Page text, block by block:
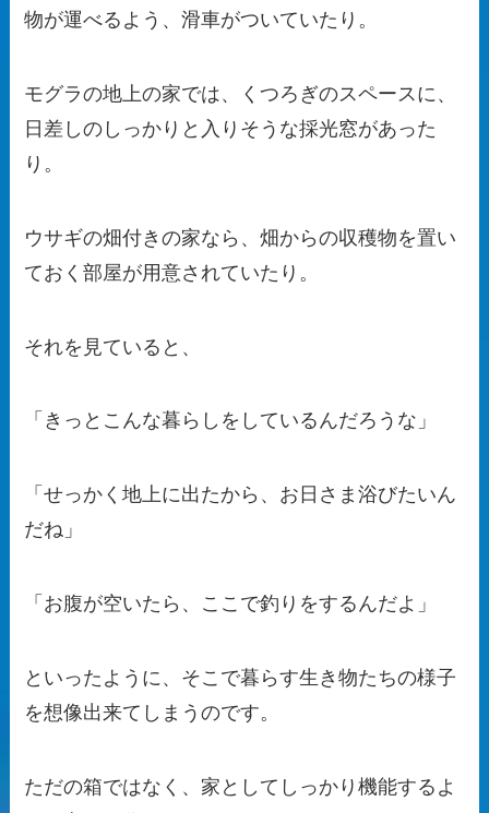
物が運べるよう、滑車がついていたり。
モグラの地上の家では、くつろぎのスペースに、
日差しのしっかりと入りそうな採光窓があった
り。
ウサギの畑付きの家なら、畑からの収穫物を置い
ておく部屋が用意されていたり。
それを見ていると、
「きっとこんな暮らしをしているんだろうな」
「せっかく地上に出たから、お日さま浴びたいん
だね」
「お腹が空いたら、ここで釣りをするんだよ」
といったように、そこで暮らす生き物たちの様子
を想像出来てしまうのです。
ただの箱ではなく、家としてしっかり機能するよ